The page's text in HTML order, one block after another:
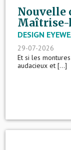
Nouvelle
Maîtrise-
DESIGN
29-07-2026
Et si les
audacieux et [...]